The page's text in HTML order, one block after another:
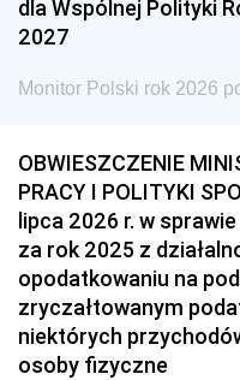
dla Wspólnej Polityki
2027
Monitor Polski rok 2026
OBWIESZCZENIE
PRACY I POLITYKI
lipca 2026 r. w
za rok 2025 z
opodatkowaniu na
zryczałtowanym
niektórych
osoby fizyczne